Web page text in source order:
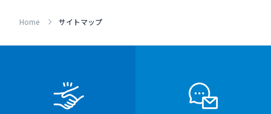
Home サイトマップ